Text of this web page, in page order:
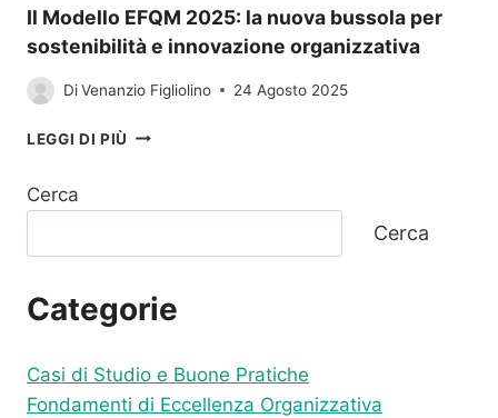
Il Modello EFQM 2025: la nuova bussola per
sostenibilità e innovazione organizzativa
DiVenanzio Figliolino 24 Agosto 2025
LEGGI DI PIÙ IL
PER
SOSTENIBILITÀ
INNOVAZIONE
ORGANIZZATIVA
Cerca
Cerca
Categorie
Casi di Studio e Buone Pratiche
Fondamenti di Eccellenza Organizzativa